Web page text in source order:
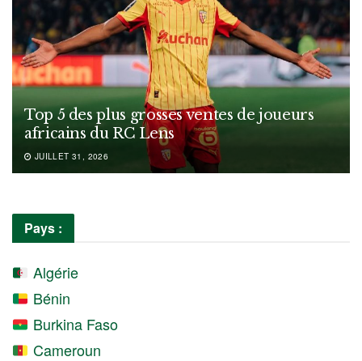
Top 5 des plus grosses ventes de joueurs
africains du RC Lens
JUILLET 31, 2026
Pays :
Algérie
Bénin
Burkina Faso
Cameroun